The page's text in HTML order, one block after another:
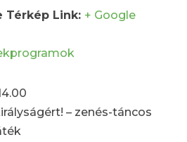
Térkép Link: + Google
– zenés-táncos